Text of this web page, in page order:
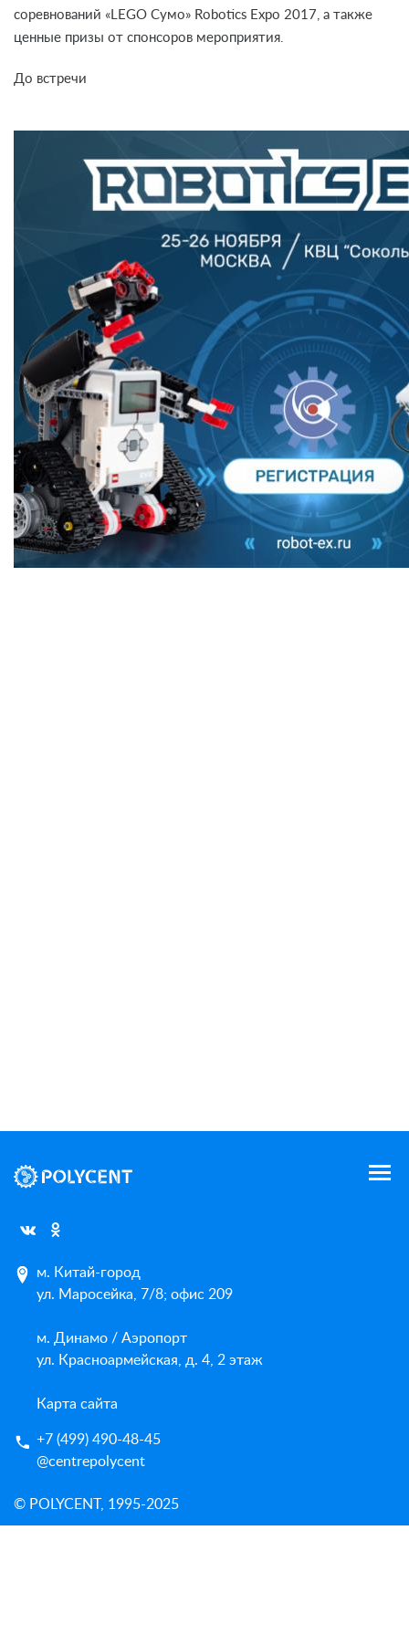
соревнований «LEGO Сумо» Robotics Expo 2017, а также
ценные призы от спонсоров мероприятия.
До встречи
м. Китай-город
ул. Маросейка, 7/8; офис 209
м. Динамо / Аэропорт
ул. Красноармейская, д. 4, 2 этаж
Карта сайта
+7 (499) 490-48-45
@centrepolycent
© POLYCENT, 1995-2025